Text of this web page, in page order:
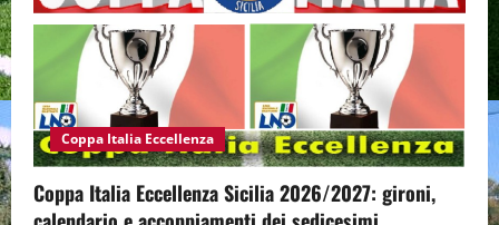
Coppa Italia Eccellenza
Coppa Italia Eccellenza Sicilia 2026/2027: gironi,